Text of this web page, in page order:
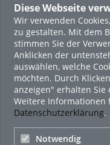
Diese Webseite
Wir verwenden
zu gestalten. Mit dem
stimmen Sie der
Anklicken der
auswählen, welche
möchten. Durch
anzeigen" erhalten Sie
Weitere Informationen
Datenschutzerklärung.
Notwendig
16. Mai 2022
neuer Test-Newsbeitrag
HOHU
9. Mai 2022
¨Haager Lies
verbindet
About